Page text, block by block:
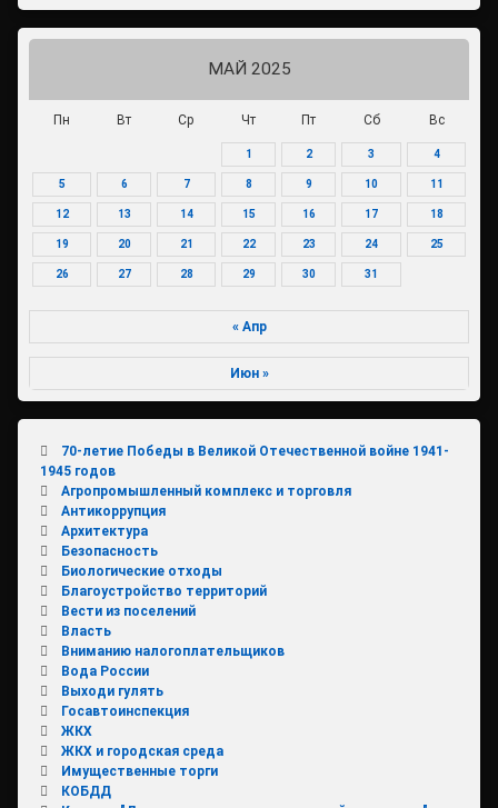
МАЙ 2025
Пн Вт Ср Чт Пт Сб Вс
1 2 3 4
5 6 7 8 9 10 11
12 13 14 15 16 17 18
19 20 21 22 23 24 25
26 27 28 29 30 31
« Апр
Июн »
70-летие Победы в Великой Отечественной войне 1941-
1945 годов
Агропромышленный комплекс и торговля
Антикоррупция
Архитектура
Безопасность
Биологические отходы
Благоустройство территорий
Вести из поселений
Власть
Вниманию налогоплательщиков
Вода России
Выходи гулять
Госавтоинспекция
ЖКХ
ЖКХ и городская среда
Имущественные торги
КОБДД